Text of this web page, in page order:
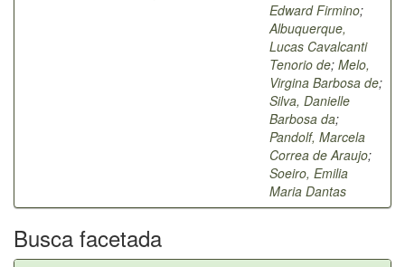
Edward Firmino;
Albuquerque,
Lucas Cavalcanti
Tenorio de; Melo,
Virgina Barbosa de;
Silva, Danielle
Barbosa da;
Pandolf, Marcela
Correa de Araujo;
Soeiro, Emilia
Maria Dantas
Busca facetada